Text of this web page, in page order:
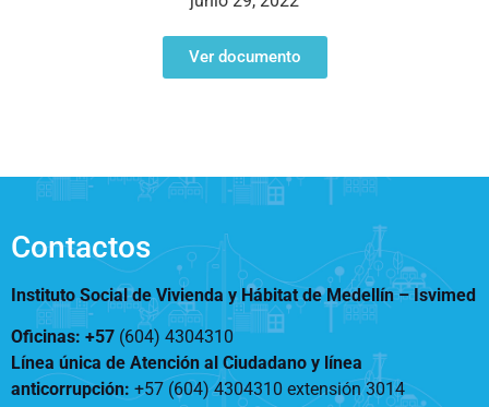
Vivienda Nueva
Vivienda un proyecto
Reconocimiento de
Edificaciones – C0
Acompañamiento Social
OPV-JVC
Rendición de cuentas
Encuesta de Percepción
Tamaño de la
fuente
Contraste
Centro de relevo
Más Información sobre Accesibilidad
Ver documento
Contactos
Instituto Social de Vivienda y Hábitat de Medellín –Isvimed
Oficinas: +57 (604) 4304310
Línea única de Atención al Ciudadano y línea
anticorrupción: +57 (604) 4304310 extensión3014